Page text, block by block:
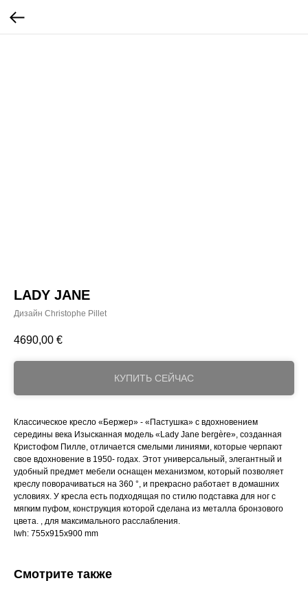
LADY JANE
Дизайн Christophe Pillet
4690,00 €
КУПИТЬ СЕЙЧАС
Классическое кресло «Бержер» - «Пастушка» с вдохновением
середины века Изысканная модель «Lady Jane bergère», созданная
Кристофом Пилле, отличается смелыми линиями, которые черпают
свое вдохновение в 1950- годах. Этот универсальный, элегантный и
удобный предмет мебели оснащен механизмом, который позволяет
креслу поворачиваться на 360 °, и прекрасно работает в домашних
условиях. У кресла есть подходящая по стилю подставка для ног с
мягким пуфом, конструкция которой сделана из металла бронзового
цвета. , для максимального расслабления.
lwh: 755x915x900 mm
Смотрите также